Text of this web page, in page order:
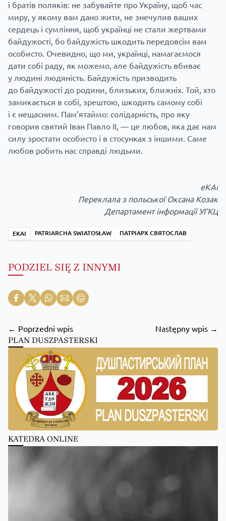
і братів поляків: не забувайте про Україну, щоб час
миру, у якому вам дано жити, не знечулив ваших
сердець і сумління, щоб українці не стали жертвами
байдужості, бо байдужість шкодить передовсім вам
особисто. Очевидно, що ми, українці, намагаємося
дати собі раду, як можемо, але байдужість вбиває
у людині людяність. Байдужість призводить
до байдужості до родини, близьких, ближніх. Той, хто
замикається в собі, зрештою, шкодить самому собі
і є нещасним. Пам’ятаймо: солідарність, про яку
говорив святий Іван Павло II, — це любов, яка дає нам
силу зростати особисто і в стосунках з іншими. Саме
любов робить нас справді людьми.
eKAI
Переклала з польської Оксана Козак
Департамент інформації УГКЦ
EKAI PATRIARCHA SWIATOSŁAW ПАТРІАРХ СВЯТОСЛАВ
PODZIEL SIĘ Z INNYMI
← Poprzedni wpis Następny wpis →
PLAN DUSZPASTERSKI
KATEDRA ONLINE